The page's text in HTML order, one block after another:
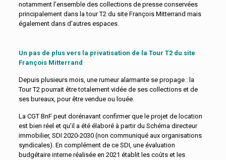
notamment l’ensemble des collections de presse conservées
principalement dans la tour T2 du site François Mitterrand mais
également dans d’autres espaces.
Un pas de plus vers la privatisation de la Tour T2 du site
François Mitterrand
Depuis plusieurs mois, une rumeur alarmante se propage : la
Tour T2 pourrait être totalement vidée de ses collections et de
ses bureaux, pour être vendue ou louée.
La CGT BnF peut dorénavant confirmer que le projet de location
est bien réel et qu’il a été élaboré à partir du Schéma directeur
immobilier, SDI 2020-2030 (non communiqué aux organisations
syndicales). En complément de ce SDI, une évaluation
budgétaire interne réalisée en 2021 établit les coûts et les